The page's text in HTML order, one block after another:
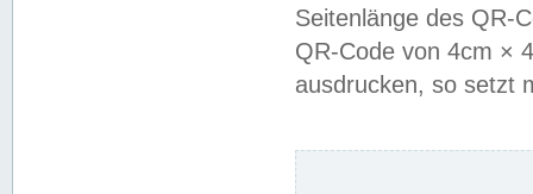
Seitenlänge des QR-
QR-Code von 4cm ×
ausdrucken, so setzt